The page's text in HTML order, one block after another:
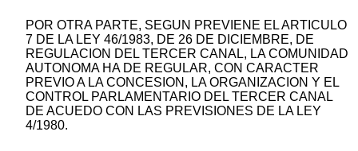
POR OTRA PARTE, SEGUN PREVIENE EL ARTICULO
7 DE LA LEY 46/1983, DE 26 DE DICIEMBRE, DE
REGULACION DEL TERCER CANAL, LA COMUNIDAD
AUTONOMA HA DE REGULAR, CON CARACTER
PREVIO A LA CONCESION, LA ORGANIZACION Y EL
CONTROL PARLAMENTARIO DEL TERCER CANAL
DE ACUEDO CON LAS PREVISIONES DE LA LEY
4/1980.